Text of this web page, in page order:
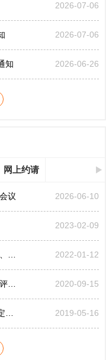
2026-07-06
2026-07-06
知 2026-06-26
网上约请
议 2026-06-10
2023-02-09
协会召开2021年评审纪律教育暨鉴定评审、考评工作会议 2022-01-12
协会举办2020年鉴定评审纪律教育暨鉴定评审工作会议 2020-09-15
广东省特种设备行业协会关于公布新增鉴定评审员的公告... 2019-05-16